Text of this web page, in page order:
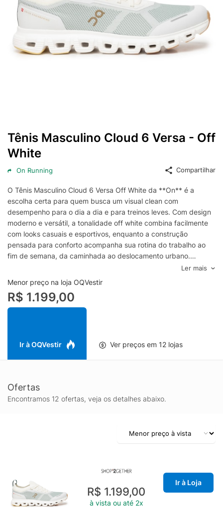
Tênis Masculino Cloud 6 Versa - Off
White
On Running Compartilhar
O Tênis Masculino Cloud 6 Versa Off White da **On** é a
escolha certa para quem busca um visual clean com
desempenho para o dia a dia e para treinos leves. Com design
moderno e versátil, a tonalidade off white combina facilmente
com looks casuais e esportivos, enquanto a construção
pensada para conforto acompanha sua rotina do trabalho ao
fim de semana, da caminhada ao deslocamento urbano.
Desenvolvido para oferecer uma pisada macia e responsiva, o
Cloud 6 Versa traz o DNA de amortecimento característico da
On, ajudando a reduzir o impacto e a manter a sensação de
leveza a cada passada. O cabedal prioriza respirabilidade e
ajuste confortável, favorecendo o uso prolongado sem abrir
cotidiano.
e peças athleisure, entregando um visual bem alinhado com a
performance que você espera de um calçado esportivo.
Ler mais
Menor preço na loja OQVestir
R$ 1.199,00
Ir à OQVestir Ver preços em 12 lojas
Ofertas
Encontramos 12 ofertas, veja os detalhes abaixo.
R$ 1.199,00
à vista ou até 2x
Ir à Loja